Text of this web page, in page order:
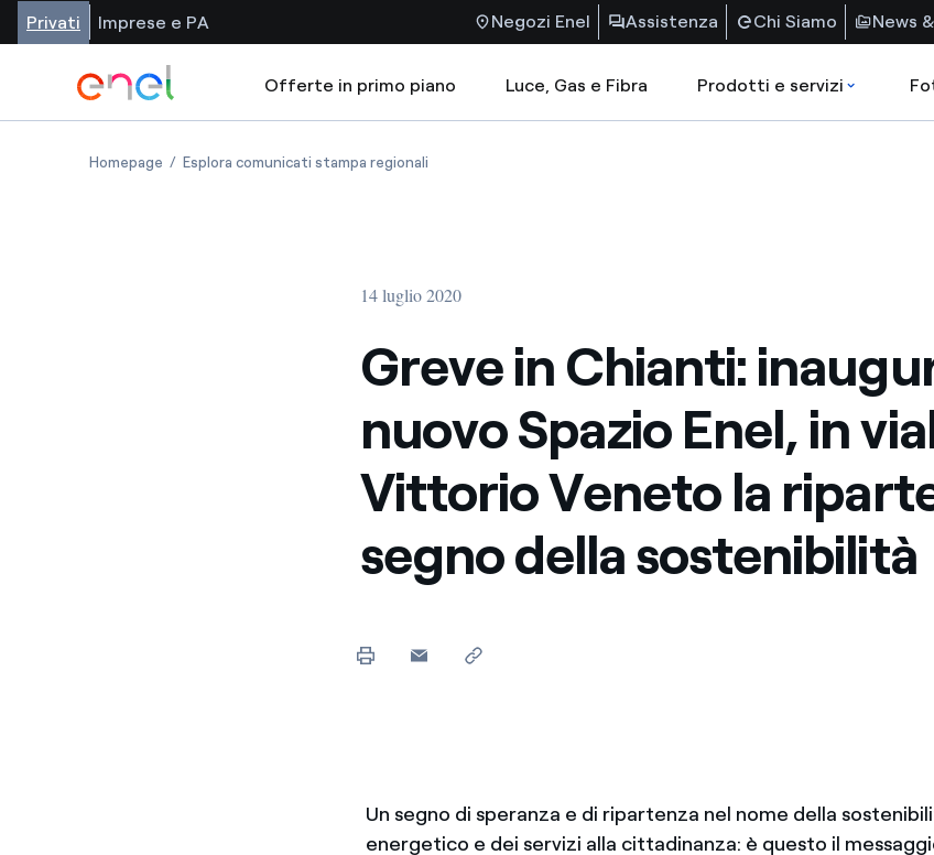
Privati Imprese e PA Negozi Enel Assistenza Chi Siamo News
Offerte in primo piano Luce, Gas e Fibra Prodotti e servizi
Homepage Esplora comunicati stampa regionali
14 luglio 2020
Greve in Chianti:
nuovo Spazio Enel, in
Vittorio Veneto la
segno della sostenibilità
Un segno di speranza e di ripartenza nel nome della
energetico e dei servizi alla cittadinanza: è questo il